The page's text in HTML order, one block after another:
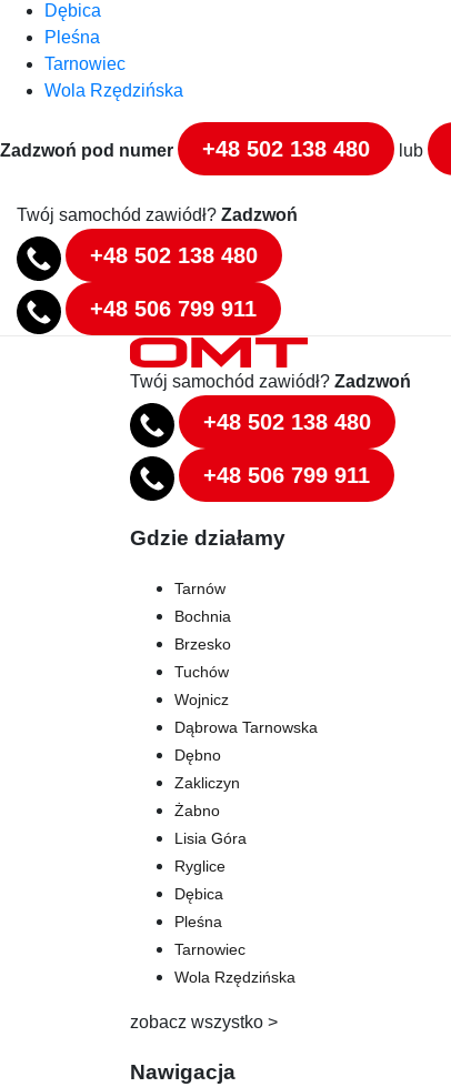
Dębica
Pleśna
Tarnowiec
Wola Rzędzińska
Zadzwoń pod numer +48 502 138 480 lub
Twój samochód zawiódł? Zadzwoń
+48 502 138 480
+48 506 799 911
Twój samochód zawiódł? Zadzwoń
+48 502 138 480
+48 506 799 911
Gdzie działamy
Tarnów
Bochnia
Brzesko
Tuchów
Wojnicz
Dąbrowa Tarnowska
Dębno
Zakliczyn
Żabno
Lisia Góra
Ryglice
Dębica
Pleśna
Tarnowiec
Wola Rzędzińska
zobacz wszystko >
Nawigacja